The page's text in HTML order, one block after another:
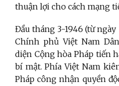
thuận lợi cho cách mạng
Đầu tháng 3-1946 (từ ngày
Chính phủ Việt Nam
diện Cộng hòa Pháp tiến
bí mật. Phía Việt Nam
Pháp công nhận quyền